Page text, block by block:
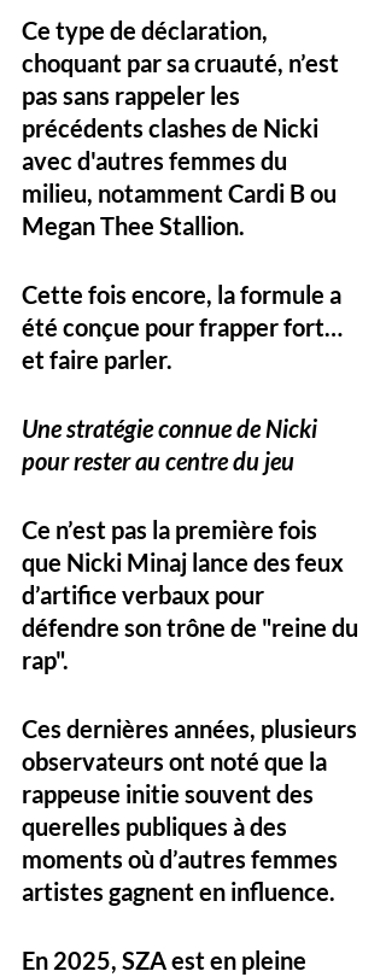
Ce type de déclaration,
choquant par sa cruauté, n’est
pas sans rappeler les
précédents clashes de Nicki
avec d'autres femmes du
milieu, notamment Cardi B ou
Megan Thee Stallion.
Cette fois encore, la formule a
été conçue pour frapper fort…
et faire parler.
Une stratégie connue de Nicki
pour rester au centre du jeu
Ce n’est pas la première fois
que Nicki Minaj lance des feux
d’artifice verbaux pour
défendre son trône de "reine du
rap".
Ces dernières années, plusieurs
observateurs ont noté que la
rappeuse initie souvent des
querelles publiques à des
moments où d’autres femmes
artistes gagnent en influence.
En 2025, SZA est en pleine